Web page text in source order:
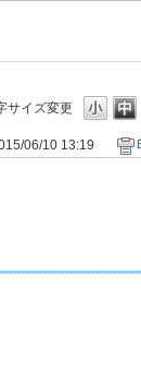
サイズ変更
06/10 13:19